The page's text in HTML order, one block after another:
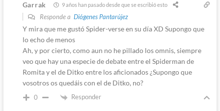
Garrak 9 años han pasado desde que se escribió esto
Responde a Diógenes Pantarújez
Y mira que me gustó Spider-verse en su día XD Supongo que
lo echo de menos
Ah, y por cierto, como aun no he pillado los omnis, siempre
veo que hay una especie de debate entre el Spiderman de
Romita y el de Ditko entre los aficionados ¿Supongo que
vosotros os quedáis con el de Ditko, no?
0 Responder